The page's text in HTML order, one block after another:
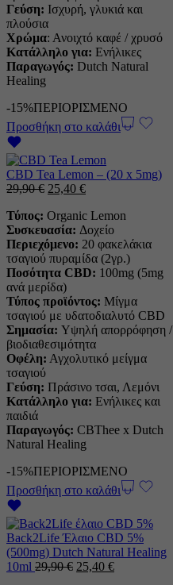
Γεύση: Ισχυρή, γλυκιά και
πλούσια
Χρώμα: Ανοιχτό καφέ / χρυσό
Κατάλληλο για: Ενήλικες
Παραγωγός: Dutch Natural
Healing
-15%ΠΕΡΙΟΡΙΣΜΕΝΟ
Προσθήκη στο καλάθι
CBD Tea Lemon – (20 x 5mg)
29,90€ Η
τιμή
ήταν:
29,90 €.
25,40 €Η
τιμή
είναι:
25,40 €.
Τύπος: Organic Lemon
Συσκευασία: Δοχείο
Περιεχόμενο: 20 φακελάκια
τσαγιού πυραμίδα (2γρ.)
Ποσότητα CBD: 100mg (5mg
ανά μερίδα)
Τύπος προϊόντος: Μίγμα
τσαγιού με υδατοδιαλυτό CBD
Σημασία: Υψηλή απορρόφηση /
βιοδιαθεσιμότητα
Οφέλη: Αγχολυτικό μείγμα
τσαγιού
Γεύση: Πράσινο τσαι, Λεμόνι
Κατάλληλο για: Ενήλικες και
παιδιά
Παραγωγός: CBThee x Dutch
Natural Healing
-15%ΠΕΡΙΟΡΙΣΜΕΝΟ
Προσθήκη στο καλάθι
Back2Life Έλαιο CBD 5%
(500mg) Dutch Natural Healing
10ml 29,90€ Η
25,40 €Η